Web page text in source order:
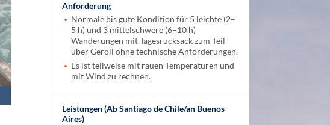
Anforderung
Normale bis gute Kondition für 5 leichte (2–
5 h) und 3 mittelschwere (6–10 h)
Wanderungen mit Tagesrucksack zum Teil
über Geröll ohne technische Anforderungen.
Es ist teilweise mit rauen Temperaturen und
mit Wind zu rechnen.
Leistungen (Ab Santiago de Chile/an Buenos
Aires)